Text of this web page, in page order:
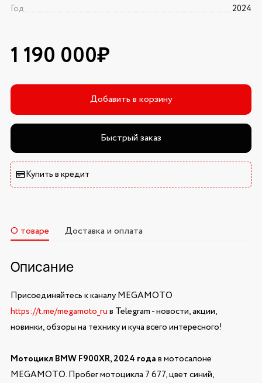
Год
2024
1 190 000₽
Добавить в корзину
Быстрый заказ
Купить в кредит
О товаре Доставка и оплата
Описание
Присоединяйтесь к каналу MEGAMOTO
https://t.me/megamoto_ruв Telegram - новости, акции,
новинки, обзоры на технику и куча всего интересного!
Мотоцикл BMW F900XR, 2024 годав мотосалоне
MEGAMOTO. Пробег мотоцикла 7 677, цвет синий,